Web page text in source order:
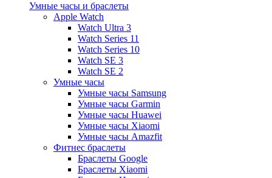
Умные часы и браслеты
Apple Watch
Watch Ultra 3
Watch Series 11
Watch Series 10
Watch SE 3
Watch SE 2
Умные часы
Умные часы Samsung
Умные часы Garmin
Умные часы Huawei
Умные часы Xiaomi
Умные часы Amazfit
Фитнес браслеты
Браслеты Google
Браслеты Xiaomi